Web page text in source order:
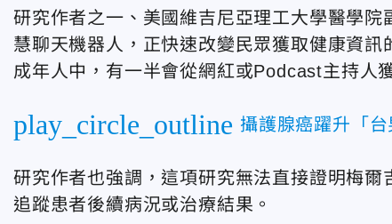
研究作者之一、美國維吉尼亞理工大學醫學
慧聊天機器人，正快速改變民眾獲取健康資
成年人中，有一半會從網紅或Podcast主持人
play_circle_outline 攝護腺癌躍升「
研究作者也強調，這項研究無法直接證明梅
追蹤患者後續病況或治療結果。